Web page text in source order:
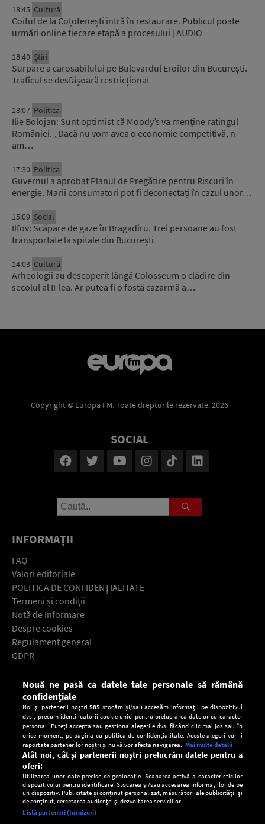
18:45 Cultură
Coiful de la Coțofenești intră în restaurare. Publicul poate
urmări online fiecare etapă a procesului | AUDIO
18:40 Știri
Surpare a carosabilului pe Bulevardul Eroilor din București.
Traficul se desfășoară restricționat
18:07 Politica
Ilie Bolojan: Sunt optimist că Moody’s va menține ratingul
României. „Dacă nu vom avea o economie competitivă, n-
am…
17:30 Politica
Guvernul a aprobat Planul de Pregătire pentru Riscuri în
energie. Marii consumatori pot fi deconectați în cazul unor…
15:09 Social
Ilfov: Scăpare de gaze în Bragadiru. Trei persoane au fost
transportate la spitale din București
14:03 Cultură
Arheologii au descoperit lângă Colosseum o clădire din
secolul al II-lea. Ar putea fi o fostă cazarmă a…
Copyright © Europa FM. Toate drepturile rezervate. 2026
SOCIAL
INFORMAŢII
FAQ
Valori editoriale
POLITICA DE CONFIDENŢIALITATE
Termeni şi condiţii
Notă de Informare
Despre cookies
Regulament general
GDPR
Descarcă gratuit aplicaţia Europa FM pentru smartphone:
Setări:
Nouă ne pasă ca datele tale personale să rămână
confidențiale
Noi și partenerii noștri585 stocăm și/sau accesăm informații pe dispozitivul
dvs., precum identificatorii cookie unici pentru prelucrarea datelor cu caracter
personal. Puteți accepta sau gestiona alegerile dvs. făcând clic mai jos sau în
orice moment, pe pagina cu politica de confidențialitate. Aceste alegeri vor fi
raportate partenerilor noștri și nu vă vor afecta navigarea. Mai multe detalii
Atât noi, cât și partenerii noștri prelucrăm datele pentru a
oferi:
Utilizarea unor date precise de geolocație. Scanarea activă a caracteristicilor
dispozitivului pentru identificare. Stocarea și/sau accesarea informațiilor de pe
un dispozitiv. Publicitate și conținut personalizat, măsurători ale publicității și
de conținut, cercetarea audienței și dezvoltarea serviciilor.
Listă parteneri (furnizori)